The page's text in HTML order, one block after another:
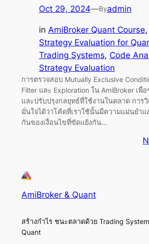
Oct 29, 2024—Byadmin
in AmiBroker Quant Course,
Strategy Evaluation for
Trading Systems, Code
Strategy Evaluation
การตรวจสอบ Mutually Exclusive
Filter และ Exploration ใน AmiBroker เพื่
และปรับปรุงกลยุทธ์ที่ใช้งานในตลาด การ
มั่นใจได้ว่าโค้ดที่เราใช้นั้นมีความแม่นยำแ
กันของเงื่อนไขที่ขัดแย้งกัน…
AmiBroker & Quant
สร้างกำไร ชนะตลาดด้วย Trading
Quant